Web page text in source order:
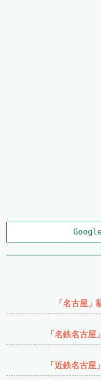
「名古屋」
「名鉄名古屋
「近鉄名古屋